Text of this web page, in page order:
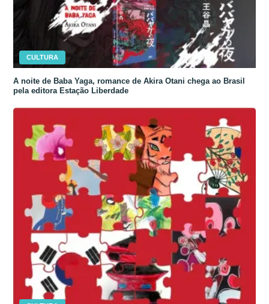
CULTURA
A noite de Baba Yaga, romance de Akira Otani chega ao Brasil
pela editora Estação Liberdade